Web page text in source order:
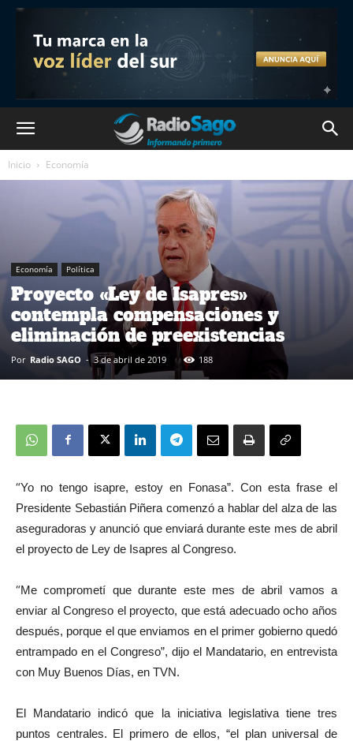
Inicio Economía
Economía Política
Proyecto «Ley de Isapres»
contempla compensaciones y
eliminación de preexistencias
Por Radio SAGO - 3 de abril de 2019 188
“Yo no tengo isapre, estoy en Fonasa”. Con esta frase el
Presidente Sebastián Piñera comenzó a hablar del alza de las
aseguradoras y anunció que enviará durante este mes de abril
el proyecto de Ley de Isapres al Congreso.
“Me comprometí que durante este mes de abril vamos a
enviar al Congreso el proyecto, que está adecuado ocho años
después, porque el que enviamos en el primer gobierno quedó
entrampado en el Congreso”, dijo el Mandatario, en entrevista
con Muy Buenos Días, en TVN.
El Mandatario indicó que la iniciativa legislativa tiene tres
puntos centrales. El primero de ellos, “el plan universal de